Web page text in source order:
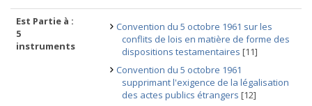
Est Partie à :
5
instruments
Convention du 5 octobre 1961 sur les
conflits de lois en matière de forme des
dispositions testamentaires [11]
Convention du 5 octobre 1961
supprimant l'exigence de la légalisation
des actes publics étrangers [12]